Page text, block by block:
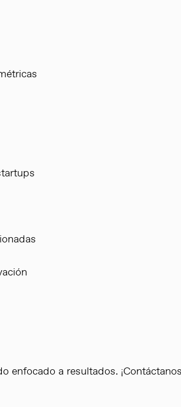
enfocado a resultados. ¡Contáctanos